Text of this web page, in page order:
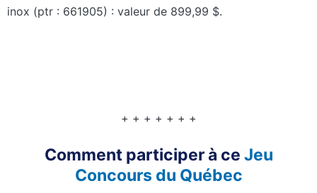
inox (ptr : 661905) : valeur de 899,99 $.
+ + + + + + +
Comment participer à ce Jeu
Concours du Québec